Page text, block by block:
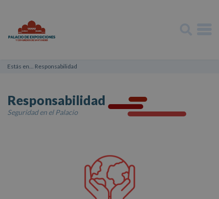
Estás en... Responsabilidad
Responsabilidad
Seguridad en el Palacio